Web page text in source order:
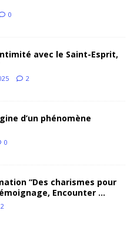
0
avec le Saint-Esprit,
2
d’un phénomène
0
“Des charismes pour
Encounter …
2